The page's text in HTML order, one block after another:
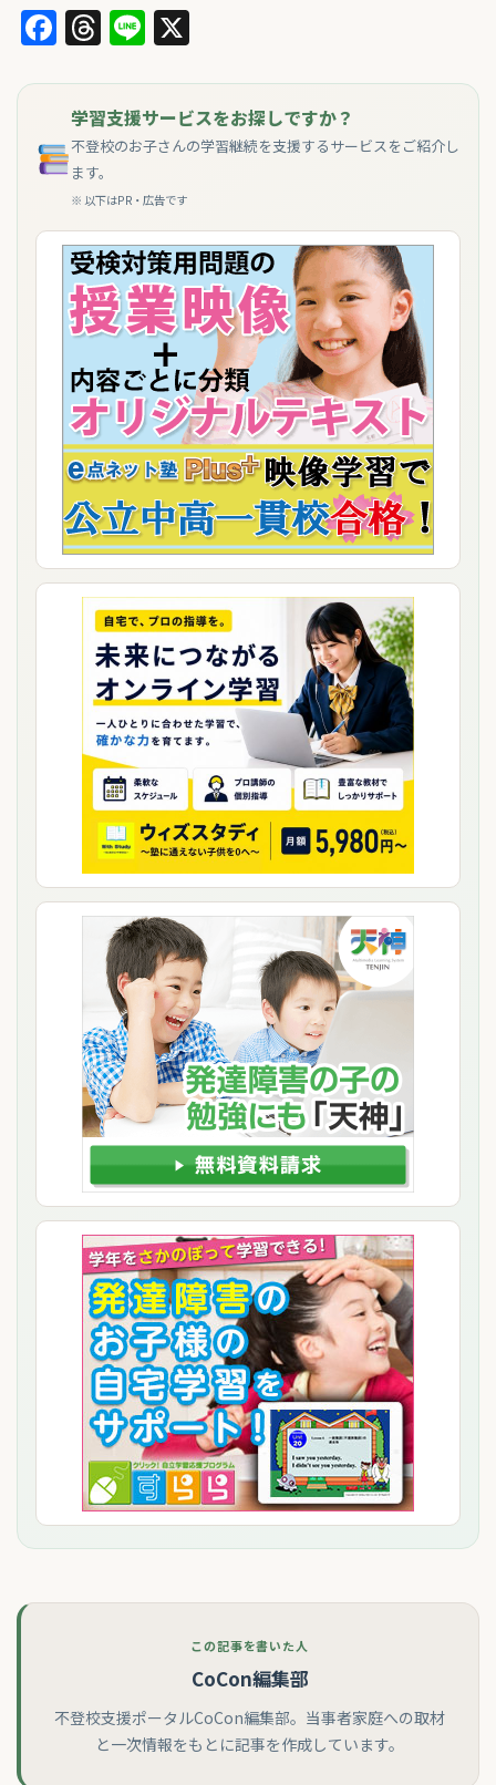
Facebook
Threads
Line
学習支援サービスをお探しですか？
不登校のお子さんの学習継続を支援するサービスをご紹介し
ます。
※ 以下はPR・広告です
この記事を書いた人
CoCon編集部
不登校支援ポータルCoCon編集部。当事者家庭への取材
と一次情報をもとに記事を作成しています。